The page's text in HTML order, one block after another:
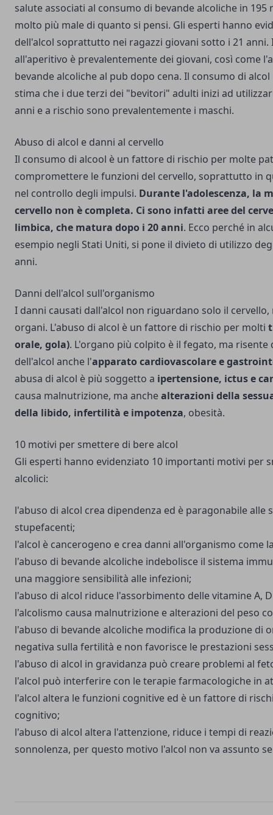
salute associati al consumo di bevande alcoliche in 195
molto più male di quanto si pensi. Gli esperti hanno
dell'alcol soprattutto nei ragazzi giovani sotto i 21
all'aperitivo è prevalentemente dei giovani, così come
bevande alcoliche al pub dopo cena. Il consumo di
stima che i due terzi dei "bevitori" adulti inizi ad
anni e a rischio sono prevalentemente i maschi.
Abuso di alcol e danni al cervello
Il consumo di alcool è un fattore di rischio per molte
compromettere le funzioni del cervello, soprattutto in
nel controllo degli impulsi. Durante l'adolescenza, la
cervello non è completa. Ci sono infatti aree del
limbica, che matura dopo i 20 anni. Ecco perché in
esempio negli Stati Uniti, si pone il divieto di utilizzo
anni.
Danni dell'alcol sull'organismo
I danni causati dall'alcol non riguardano solo il
organi. L'abuso di alcol è un fattore di rischio per molti
orale, gola). L'organo più colpito è il fegato, ma
dell'alcol anche l'apparato cardiovascolare e
abusa di alcol è più soggetto a ipertensione, ictus e
causa malnutrizione, ma anchealterazioni della
della libido, infertilità e impotenza, obesità.
10 motivi per smettere di bere alcol
Gli esperti hanno evidenziato 10 importanti motivi per
alcolici:
l'abuso di alcol crea dipendenza ed è paragonabile alle
stupefacenti;
l'alcol è cancerogeno e crea danni all'organismo come
l'abuso di bevande alcoliche indebolisce il sistema
una maggiore sensibilità alle infezioni;
l'abuso di alcol riduce l'assorbimento delle vitamine A, D
l'alcolismo causa malnutrizione e alterazioni del peso
l'abuso di bevande alcoliche modifica la produzione di
negativa sulla fertilità e non favorisce le prestazioni
l'abuso di alcol in gravidanza può creare problemi al
l'alcol può interferire con le terapie farmacologiche in
l'alcol altera le funzioni cognitive ed è un fattore di
cognitivo;
l'abuso di alcol altera l'attenzione, riduce i tempi di
sonnolenza, per questo motivo l'alcol non va assunto